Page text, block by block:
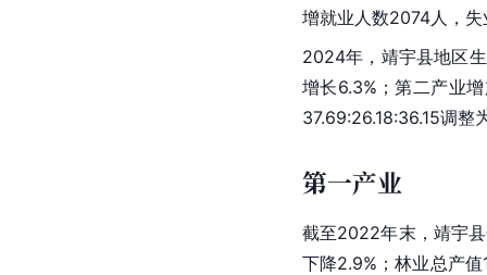
增就业人数2074人，
2024年，靖宇县地区
增长6.3%；第二产业
37.69:26.18:36.15调整
第一产业
截至2022年末，靖宇
下降2.9%；林业总产